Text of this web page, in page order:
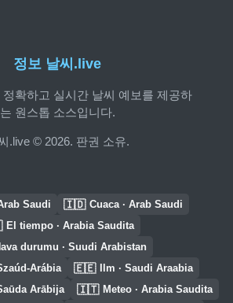
정보 날씨.live
확하고 실시간 날씨 예보를 제공하
는 원스톱 소스입니다.
.live © 2026. 판권 소유.
Saudi 🇮🇩 Cuaca · Arab Saudi
El tiempo · Arabia Saudita
durumu · Suudi Arabistan
Arábia 🇪🇪 Ilm · Saudi Araabia
Arābija 🇮🇹 Meteo · Arabia Saudita